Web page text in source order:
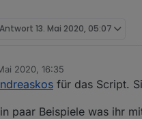
13. Mai 2020, 05:07
2020, 16:35
für das Script.
paar Beispiele was ihr